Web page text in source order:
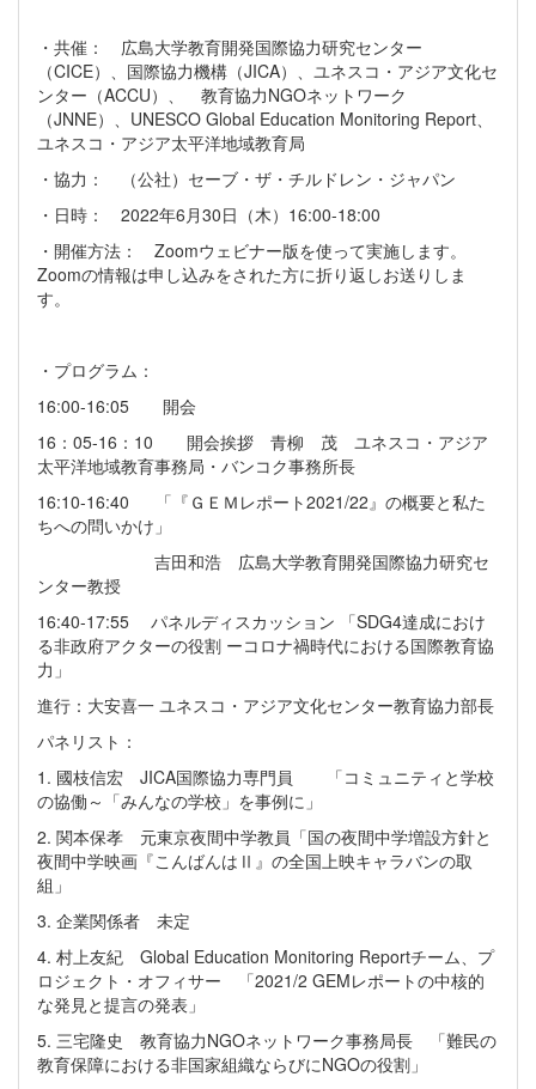
・共催： 広島大学教育開発国際協力研究センター
（CICE）、国際協力機構（JICA）、ユネスコ・アジア文化セ
ンター（ACCU）、 教育協力NGOネットワーク
（JNNE）、UNESCO Global Education Monitoring Report、
ユネスコ・アジア太平洋地域教育局
・協力： （公社）セーブ・ザ・チルドレン・ジャパン
・日時： 2022年6月30日（木）16:00-18:00
・開催方法： Zoomウェビナー版を使って実施します。
Zoomの情報は申し込みをされた方に折り返しお送りしま
す。
・プログラム：
16:00-16:05 開会
16：05-16：10 開会挨拶 青柳 茂 ユネスコ・アジア
太平洋地域教育事務局・バンコク事務所長
16:10-16:40 「『ＧＥＭレポート2021/22』の概要と私た
ちへの問いかけ」
吉田和浩 広島大学教育開発国際協力研究セ
ンター教授
16:40-17:55 パネルディスカッション 「SDG4達成におけ
る非政府アクターの役割 ーコロナ禍時代における国際教育協
力」
進行：大安喜一 ユネスコ・アジア文化センター教育協力部長
パネリスト：
1. 國枝信宏 JICA国際協力専門員 「コミュニティと学校
の協働～「みんなの学校」を事例に」
2. 関本保孝 元東京夜間中学教員「国の夜間中学増設方針と
夜間中学映画『こんばんはⅡ』の全国上映キャラバンの取
組」
3. 企業関係者 未定
4. 村上友紀 Global Education Monitoring Reportチーム、プ
ロジェクト・オフィサー 「2021/2 GEMレポートの中核的
な発見と提言の発表」
5. 三宅隆史 教育協力NGOネットワーク事務局長 「難民の
教育保障における非国家組織ならびにNGOの役割」